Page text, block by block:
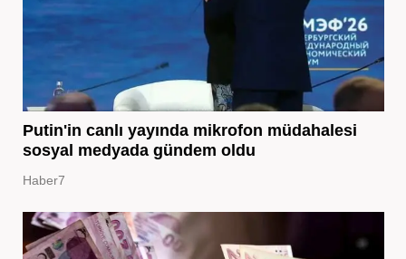
Putin'in canlı yayında mikrofon müdahalesi
sosyal medyada gündem oldu
Haber7